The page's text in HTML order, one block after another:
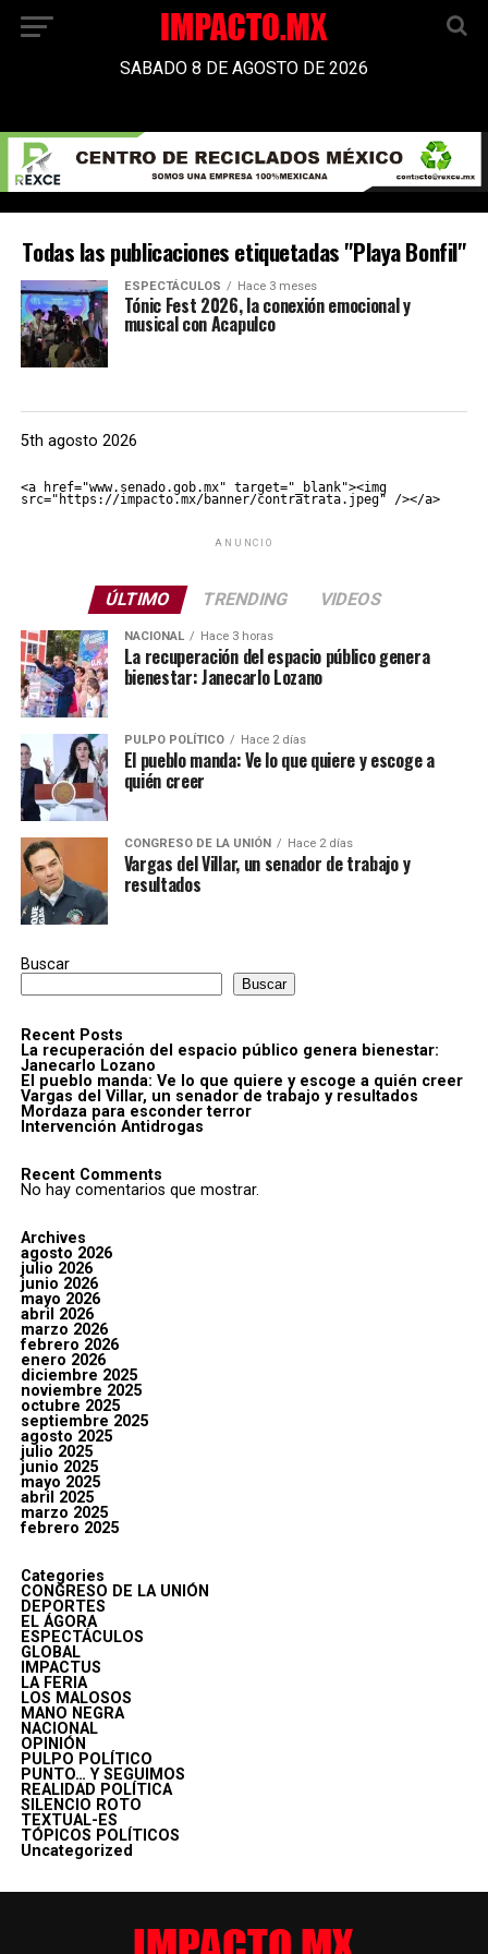
SABADO 8 DE AGOSTO DE 2026
Todas las publicaciones etiquetadas "Playa Bonfil"
ESPECTÁCULOS Hace 3 meses
Tónic Fest 2026, la conexión emocional y
musical con Acapulco
5th agosto 2026
<a href="www.senado.gob.mx" target="_blank"><img
src="https://impacto.mx/banner/contratrata.jpeg" /></a>
ANUNCIO
ÚLTIMO TRENDING VIDEOS
NACIONAL Hace 3 horas
La recuperación del espacio público genera
bienestar: Janecarlo Lozano
PULPO POLÍTICO Hace 2 días
El pueblo manda: Ve lo que quiere y escoge a
quién creer
CONGRESO DE LA UNIÓN Hace 2 días
Vargas del Villar, un senador de trabajo y
resultados
Buscar
Buscar
Recent Posts
La recuperación del espacio público genera bienestar:
Janecarlo Lozano
El pueblo manda: Ve lo que quiere y escoge a quién creer
Vargas del Villar, un senador de trabajo y resultados
Mordaza para esconder terror
Intervención Antidrogas
Recent Comments
No hay comentarios que mostrar.
Archives
agosto 2026
julio 2026
junio 2026
mayo 2026
abril 2026
marzo 2026
febrero 2026
enero 2026
diciembre 2025
noviembre 2025
octubre 2025
septiembre 2025
agosto 2025
julio 2025
junio 2025
mayo 2025
abril 2025
marzo 2025
febrero 2025
Categories
CONGRESO DE LA UNIÓN
DEPORTES
EL ÁGORA
ESPECTÁCULOS
GLOBAL
IMPACTUS
LA FERIA
LOS MALOSOS
MANO NEGRA
NACIONAL
OPINIÓN
PULPO POLÍTICO
PUNTO… Y SEGUIMOS
REALIDAD POLÍTICA
SILENCIO ROTO
TEXTUAL-ES
TÓPICOS POLÍTICOS
Uncategorized